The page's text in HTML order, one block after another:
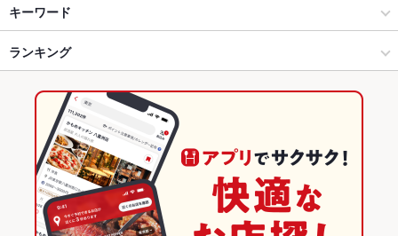
中野・高円寺・阿佐ヶ谷・方南町 × 居酒屋
中野・高円寺・阿佐ヶ谷・方南町 × 和風
中野駅 × 居酒屋
中野駅 × 和風
焼き鳥・鶏料理
中野 × 居酒屋
中野 × 和風
中野 × 和食
中野 × 焼き鳥・鶏料理
東京 × 居酒屋
中野駅
キーワード
からあげ
鶏皮 チャーハン
ランキング
東京のグルメランキング
東京の居酒屋ランキング
中野・高円寺・阿佐ヶ谷・方南町のグルメランキング
中野・高円寺・阿佐ヶ谷・方南町の居酒屋ランキング